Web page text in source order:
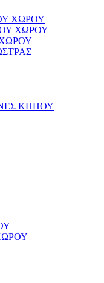
ΧΩΡΟΥ
ΧΩΡΟΥ
ΚΗΠΟΥ